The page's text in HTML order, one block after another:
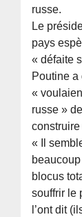
russe.
Le
pays
« défaite
Poutine a
«
russe »
« Il
blocus
souffrir le
l’ont dit